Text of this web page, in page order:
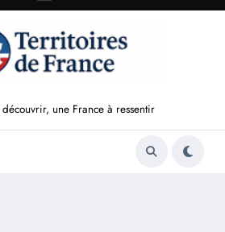
une France à ressentir